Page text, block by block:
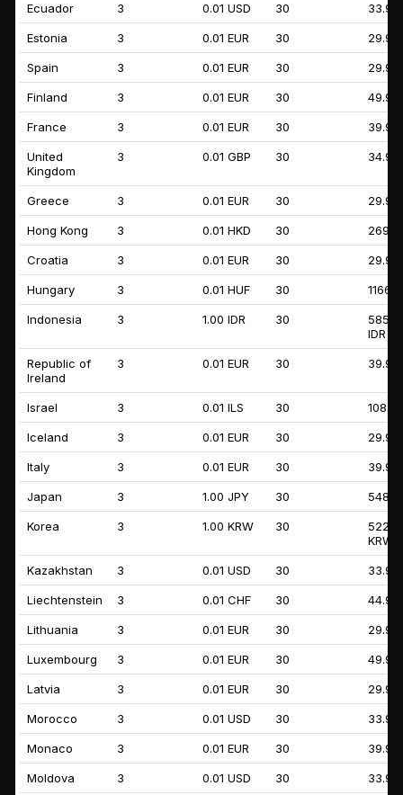
Ecuador 3 0.01 USD 30 33.99
Estonia 3 0.01 EUR 30 29.99
Spain 3 0.01 EUR 30 29.99
Finland 3 0.01 EUR 30 49.99
France 3 0.01 EUR 30 39.99
United
Kingdom
3 0.01 GBP 30 34.99
Greece 3 0.01 EUR 30 29.99
Hong Kong 3 0.01 HKD 30
Croatia 3 0.01 EUR 30 29.99
Hungary 3 0.01 HUF 30
Indonesia 3 1.00 IDR 30
IDR
Republic of
Ireland
3 0.01 EUR 30 39.99
Israel 3 0.01 ILS 30
Iceland 3 0.01 EUR 30 29.99
Italy 3 0.01 EUR 30 39.99
Japan 3 1.00 JPY 30
Korea 3 1.00 KRW 30
KRW
Kazakhstan 3 0.01 USD 30 33.99
Liechtenstein 3 0.01 CHF 30 44.99
Lithuania 3 0.01 EUR 30 29.99
Luxembourg 3 0.01 EUR 30 49.99
Latvia 3 0.01 EUR 30 29.99
Morocco 3 0.01 USD 30 33.99
Monaco 3 0.01 EUR 30 39.99
Moldova 3 0.01 USD 30 33.99